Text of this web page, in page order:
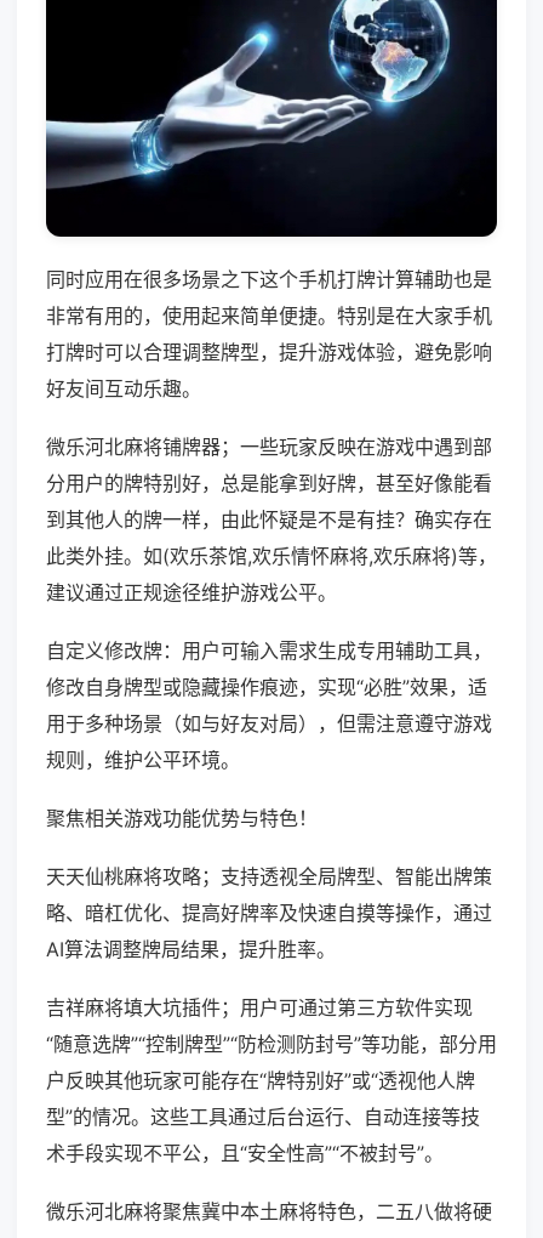
同时应用在很多场景之下这个手机打牌计算辅助也是
非常有用的，使用起来简单便捷。特别是在大家手机
打牌时可以合理调整牌型，提升游戏体验，避免影响
好友间互动乐趣。
微乐河北麻将铺牌器；一些玩家反映在游戏中遇到部
分用户的牌特别好，总是能拿到好牌，甚至好像能看
到其他人的牌一样，由此怀疑是不是有挂？确实存在
此类外挂。如(欢乐茶馆,欢乐情怀麻将,欢乐麻将)等，
建议通过正规途径维护游戏公平。
自定义修改牌：用户可输入需求生成专用辅助工具，
修改自身牌型或隐藏操作痕迹，实现“必胜”效果，适
用于多种场景（如与好友对局），但需注意遵守游戏
规则，维护公平环境。
聚焦相关游戏功能优势与特色！
天天仙桃麻将攻略；支持透视全局牌型、智能出牌策
略、暗杠优化、提高好牌率及快速自摸等操作，通过
AI算法调整牌局结果，提升胜率。
吉祥麻将填大坑插件；用户可通过第三方软件实现
“随意选牌”“控制牌型”“防检测防封号”等功能，部分用
户反映其他玩家可能存在“牌特别好”或“透视他人牌
型”的情况。这些工具通过后台运行、自动连接等技
术手段实现不平公，且“安全性高”“不被封号”。
微乐河北麻将聚焦冀中本土麻将特色，二五八做将硬